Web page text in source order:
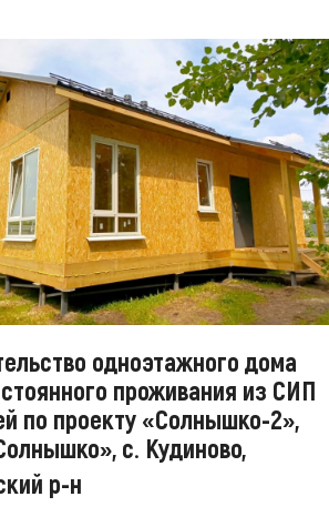
одноэтажного дома
проживания из СИП
по проекту «Солнышко-2»,
с. Кудиново,
р-н